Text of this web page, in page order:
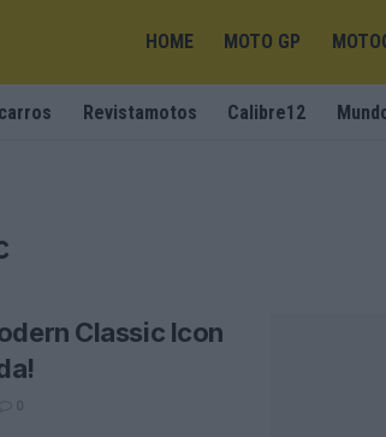
HOME MOTO GP
Revistamotos Calibre12
Classic Icon
0